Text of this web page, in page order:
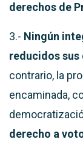
derechos de
3.- Ningún
reducidos sus
contrario, la
encaminada,
derecho a